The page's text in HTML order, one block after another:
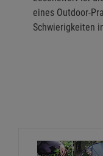
eines Outdoor-
Schwierigkeiten